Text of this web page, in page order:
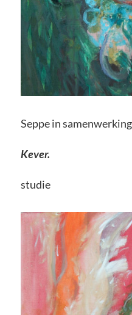
Seppe in
Kever.
studie